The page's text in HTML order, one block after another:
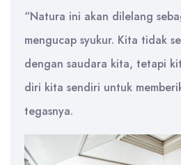
“Natura ini akan dilelang
mengucap syukur. Kita tidak
dengan saudara kita, tetapi
diri kita sendiri untuk
tegasnya.